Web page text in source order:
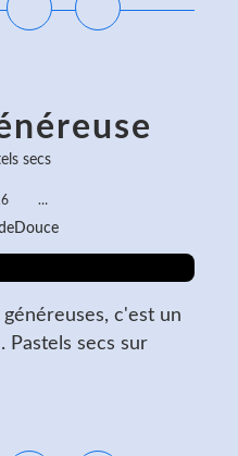
secs
…
c'est un
Pastels secs sur